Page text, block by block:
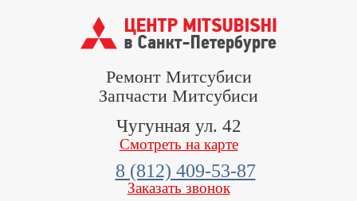
Ремонт Митсубиси
Запчасти Митсубиси
Чугунная ул. 42
Смотреть на карте
8 (812) 409-53-87
Заказать звонок